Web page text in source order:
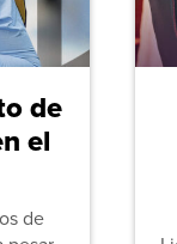
de
el
de